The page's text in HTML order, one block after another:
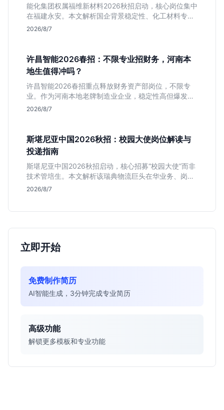
能化集团权属福维新材料2026秋招启动，核心岗位集中
在福建永安。本文解析国企背景稳定性、化工材料专业
匹配度及工作地点限制，助理工科生判断是否值得投
2026/8/7
许昌智能2026春招：不限专业招财务，河南本
地生值得冲吗？
许昌智能2026春招重点释放财务资产部岗位，不限专
业。作为河南本地老牌制造业企业，稳定性高但爆发涨
薪机会少。适合想在本地积累工业场景经验的应届生。
2026/8/7
斯堪尼亚中国2026秋招：校园大使岗位解读与
投递指南
斯堪尼亚中国2026秋招启动，核心招募“校园大使”而非
技术管培生。本文解析该瑞典物流巨头在华业务、岗位
真实职责及不限专业背后的竞争逻辑，助你判断是否值
2026/8/7
立即开始
免费制作简历
AI智能生成，3分钟完成专业简历
高级功能
解锁更多模板和专业功能